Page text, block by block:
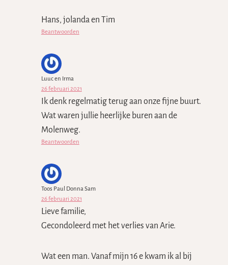
Hans, jolanda en Tim
Beantwoorden
Luuc en Irma
26 februari 2021
Ik denk regelmatig terug aan onze fijne buurt.
Wat waren jullie heerlijke buren aan de
Molenweg.
Beantwoorden
Toos Paul Donna Sam
26 februari 2021
Lieve familie,
Gecondoleerd met het verlies van Arie.
Wat een man. Vanaf mijn 16 e kwam ik al bij